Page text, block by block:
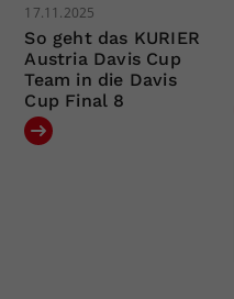
17.11.2025
So geht das KURIER
Austria Davis Cup
Team in die Davis
Cup Final 8